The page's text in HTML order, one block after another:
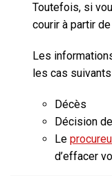
Toutefois, si
courir à partir
Les
les cas suivants
Décès
Décision de
Le
d’effacer